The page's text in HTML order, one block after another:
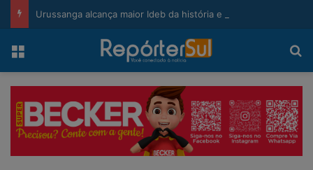
Menu